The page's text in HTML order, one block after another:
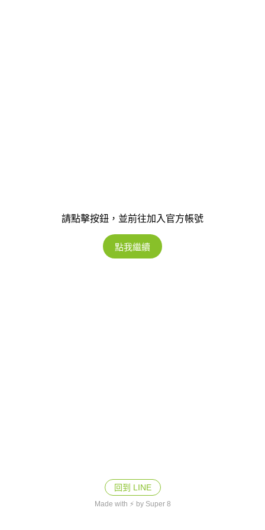
請點擊按鈕，並前往加入官方帳號
點我繼續
回到 LINE
Made with ⚡ by Super 8